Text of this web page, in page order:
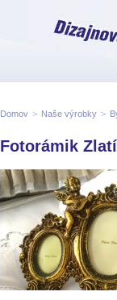
Domov > Naše výrobky >
Fotorámik